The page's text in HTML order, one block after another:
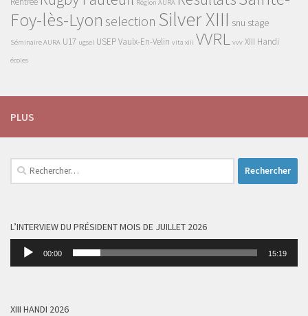
Région AURA
Foy-lès-Lyon selection Silver XIII snu stage
Séminaire AURA U17 ugsel USEPVaulx-En-Velin vita xiii VVRL vvv XIII Handi
écoles
PLUS
Rechercher :
L’INTERVIEW DU PRÉSIDENT MOIS DE JUILLET 2026
Lecteur
00:00 15:19
XIII HANDI 2026